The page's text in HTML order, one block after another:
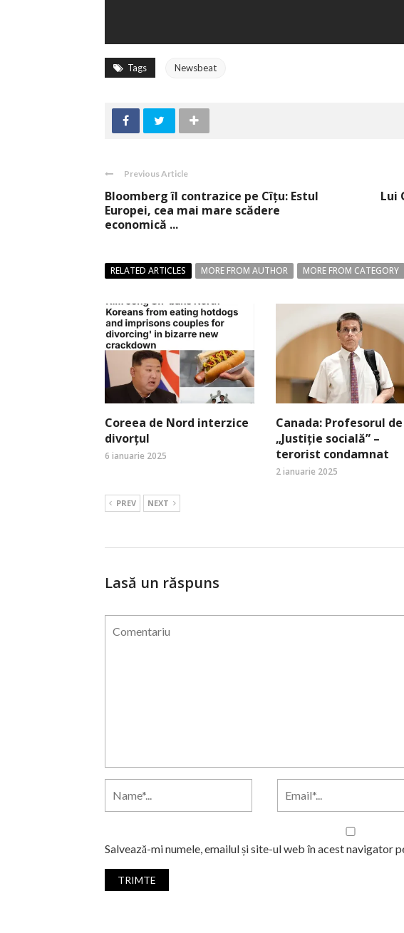
Tags Newsbeat
Previous Article
Bloomberg îl contrazice pe Cîţu: Estul
Europei, cea mai mare scădere
economică ...
Lui
RELATED ARTICLES MORE FROM AUTHOR MORE FROM CATEGORY
Coreea de Nord interzice
divorțul
6 ianuarie 2025
Canada: Profesorul de
„Justiție socială” –
terorist condamnat
2 ianuarie 2025
PREV NEXT
Lasă un răspuns
Salvează-mi numele, emailul și site-ul web în acest navigator